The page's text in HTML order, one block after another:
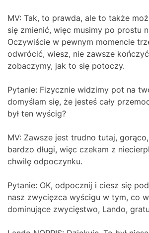
MV: Tak, to prawda, ale to także
się zmienić, więc musimy po prostu
Oczywiście w pewnym momencie
odwrócić, wiesz, nie zawsze
zobaczymy, jak to się potoczy.
Pytanie: Fizycznie widzimy pot na
domyślam się, że jesteś cały
był ten wyścig?
MV: Zawsze jest trudno tutaj,
bardzo długi, więc czekam z
chwilę odpoczynku.
Pytanie: OK, odpocznij i ciesz się
nasz zwycięzca wyścigu w tym, co
dominujące zwycięstwo, Lando,